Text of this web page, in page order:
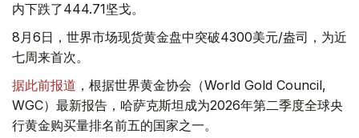
内下跌了444.71坚戈。
8月6日，世界市场现货黄金盘中突破4300美元/盎司，为近
七周来首次。
据此前报道 ，根据世界黄金协会（World Gold Council,
WGC）最新报告，哈萨克斯坦成为2026年第二季度全球央
行黄金购买量排名前五的国家之一。